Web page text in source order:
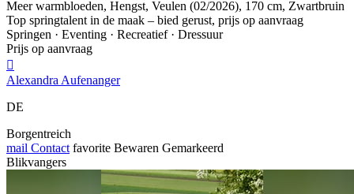
Meer warmbloeden, Hengst, Veulen (02/2026), 170 cm, Zwartbruin
Top springtalent in de maak – bied gerust, prijs op aanvraag
Springen · Eventing · Recreatief · Dressuur
Prijs op aanvraag

Alexandra Aufenanger
DE
Borgentreich
mail Contact favorite Bewaren Gemarkeerd
Blikvangers